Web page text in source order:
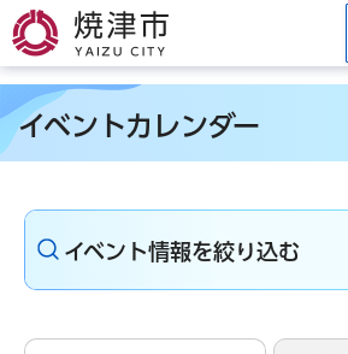
焼津市
イベントカレンダー
イベント情報を絞り込む